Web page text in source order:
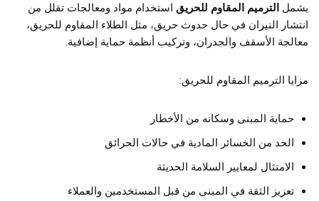
يشمل الترميم المقاوم للحريق استخدام مواد ومعالجات تقلل من
انتشار النيران في حال حدوث حريق، مثل الطلاء المقاوم للحريق،
معالجة الأسقف والجدران، وتركيب أنظمة حماية إضافية.
مزايا الترميم المقاوم للحريق:
حماية المبنى وسكانه من الأخطار
الحد من الخسائر المادية في حالات الحرائق
الامتثال لمعايير السلامة الحديثة
تعزيز الثقة في المبنى من قبل المستخدمين والعملاء